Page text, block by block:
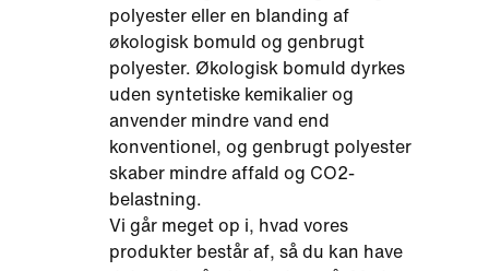
polyester eller en blanding af
økologisk bomuld og genbrugt
polyester. Økologisk bomuld dyrkes
uden syntetiske kemikalier og
anvender mindre vand end
konventionel, og genbrugt polyester
skaber mindre affald og CO2-
belastning.
Vi går meget op i, hvad vores
produkter består af, så du kan have